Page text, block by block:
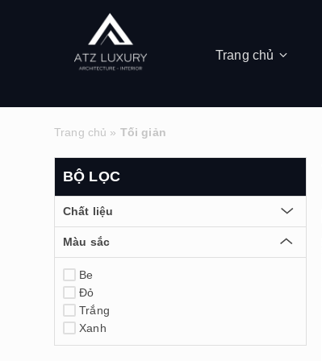
Trang chủ
Trang chủ » Tối giản
BỘ LỌC
Chất liệu
Màu sắc
Be
Đỏ
Trắng
Xanh